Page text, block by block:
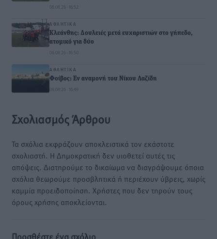
06.08.26 · 16:52
ΑΘΛΗΤΙΚΆ
Κλεάνθης: Δουλειές μετά ευχαριστιών στο γήπεδο,
ατομικό για δύο
06.08.26 · 16:50
ΑΘΛΗΤΙΚΆ
Φοίβος: Εν αναμονή του Νίκου Λαζίδη
06.08.26 · 16:49
Σχολιασμός Άρθρου
Τα σχόλια εκφράζουν αποκλειστικά τον εκάστοτε
σχολιαστή. Η Δημοκρατική δεν υιοθετεί αυτές τις
απόψεις. Διατηρούμε το δικαίωμα να διαγράψουμε όποια
σχόλια θεωρούμε προσβλητικά ή περιέχουν ύβρεις, χωρίς
καμμία προειδοποίηση. Χρήστες που δεν τηρούν τους
όρους χρήσης αποκλείονται.
Προσθέστε ένα σχόλιο